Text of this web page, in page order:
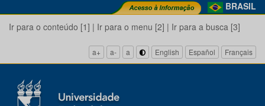
BRASIL
Ir para o conteúdo [1] | Ir para o menu [2] | Ir para a busca [3]
a+ a- a English Español Français